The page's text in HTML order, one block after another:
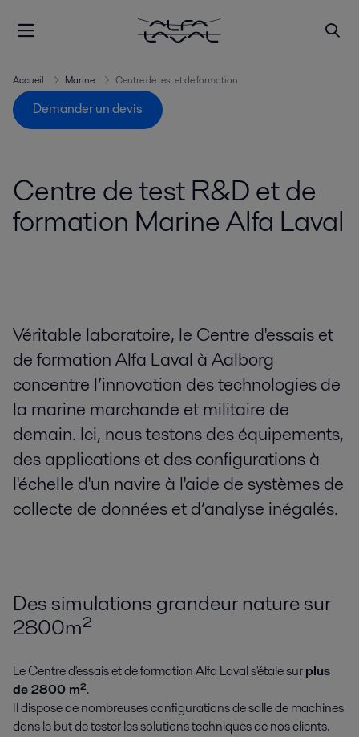
Accueil Marine Centre de test et de formation
Demander un devis
Centre de test R&D et de
formation Marine Alfa Laval
Véritable laboratoire, le Centre d'essais et
de formation Alfa Laval à Aalborg
concentre l’innovation des technologies de
la marine marchande et militaire de
demain. Ici, nous testons des équipements,
des applications et des configurations à
l'échelle d'un navire à l'aide de systèmes de
collecte de données et d’analyse inégalés.
Des simulations grandeur nature sur
2800m²
Le Centre d'essais et de formation Alfa Laval s'étale surplus
de 2800 m².
Il dispose de nombreuses configurations de salle de machines
dans le but de tester les solutions techniques de nos clients.